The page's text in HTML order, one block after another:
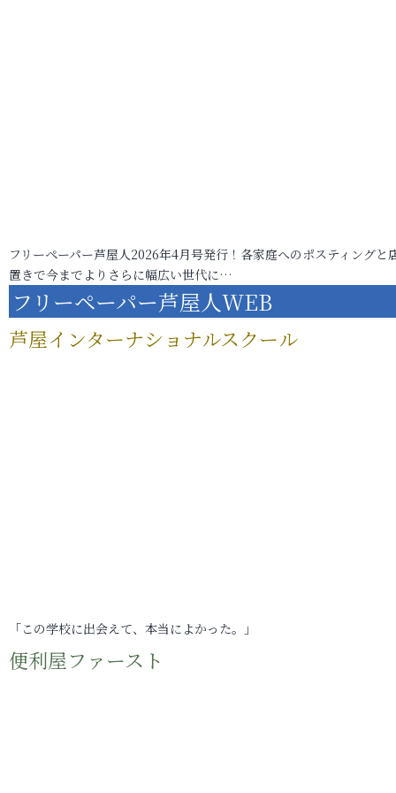
フリーペーパー芦屋人2026年4月号発行！各家庭へのポスティングと
置きで今までよりさらに幅広い世代に…
フリーペーパー芦屋人WEB
芦屋インターナショナルスクール
「この学校に出会えて、本当によかった。」
便利屋ファースト